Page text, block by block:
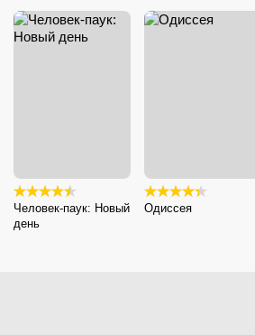
Человек-паук: Новый
день
Одиссея